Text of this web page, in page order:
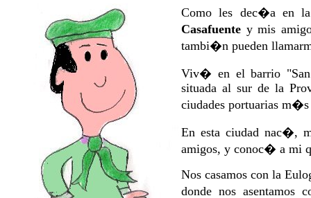
Como les dec�a en
Casafuente y mis
tambi�n pueden
Viv� en el barrio
situada al sur de la
ciudades portuarias
En esta ciudad nac�,
amigos, y conoc� a mi
Nos casamos con la
donde nos asentamos